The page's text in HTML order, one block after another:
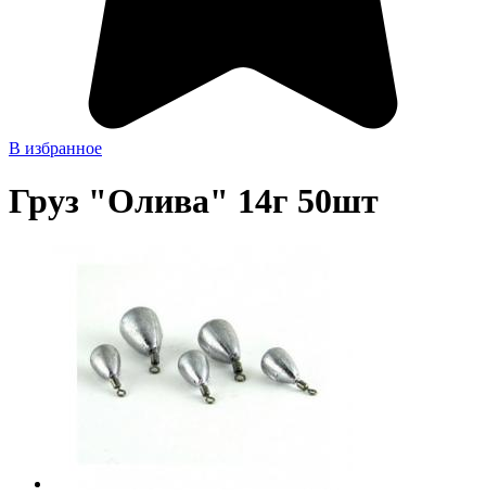
В избранное
Груз "Олива" 14г 50шт